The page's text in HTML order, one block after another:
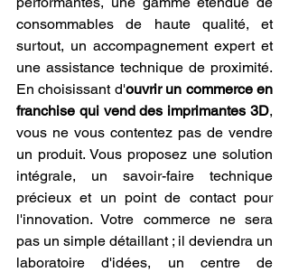
consommables de haute qualité, et
surtout, un accompagnement expert et
une assistance technique de proximité.
En choisissant d'ouvrir un commerce en
franchise qui vend des imprimantes 3D,
vous ne vous contentez pas de vendre
un produit. Vous proposez une solution
intégrale, un savoir-faire technique
précieux et un point de contact pour
l'innovation. Votre commerce ne sera
pas un simple détaillant ; il deviendra un
laboratoire d'idées, un centre de